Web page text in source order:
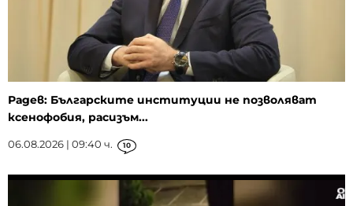
Радев: Българските институции не позволяват
ксенофобия, расизъм...
06.08.2026 | 09:40 ч. 10